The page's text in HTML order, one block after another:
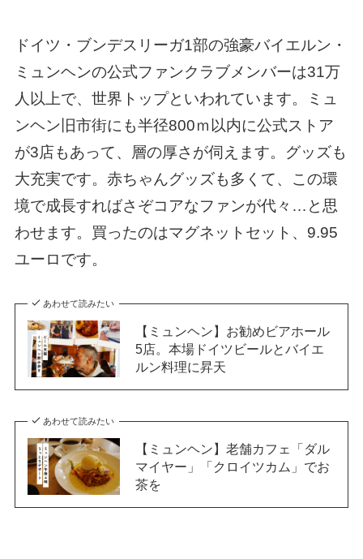
ドイツ・ブンデスリーガ1部の強豪バイエルン・
ミュンヘンの公式ファンクラブメンバーは31万
人以上で、世界トップといわれています。ミュ
ンヘン旧市街にも半径800ｍ以内に公式ストア
が3店もあって、層の厚さが伺えます。グッズも
大充実です。赤ちゃんグッズも多くて、この環
境で成長すればさぞコアなファンが代々…と思
わせます。買ったのはマグネットセット、9.95
ユーロです。
あわせて読みたい
【ミュンヘン】お勧めビアホール
5店。本場ドイツビールとバイエ
ルン料理に昇天
あわせて読みたい
【ミュンヘン】老舗カフェ「ダル
マイヤー」「クロイツカム」でお
茶を